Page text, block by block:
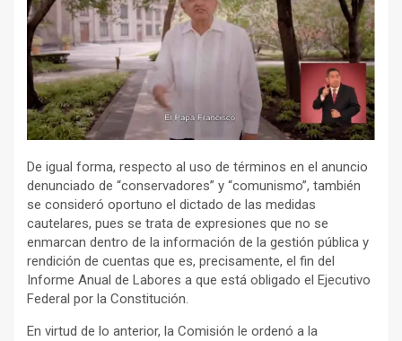
De igual forma, respecto al uso de términos en el anuncio
denunciado de “conservadores” y “comunismo”, también
se consideró oportuno el dictado de las medidas
cautelares, pues se trata de expresiones que no se
enmarcan dentro de la información de la gestión pública y
rendición de cuentas que es, precisamente, el fin del
Informe Anual de Labores a que está obligado el Ejecutivo
Federal por la Constitución.
En virtud de lo anterior, la Comisión le ordenó a la